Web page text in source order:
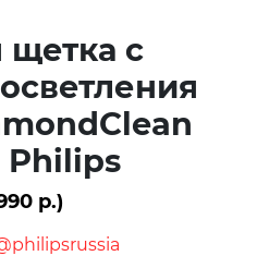
щетка с
Philips
р.)